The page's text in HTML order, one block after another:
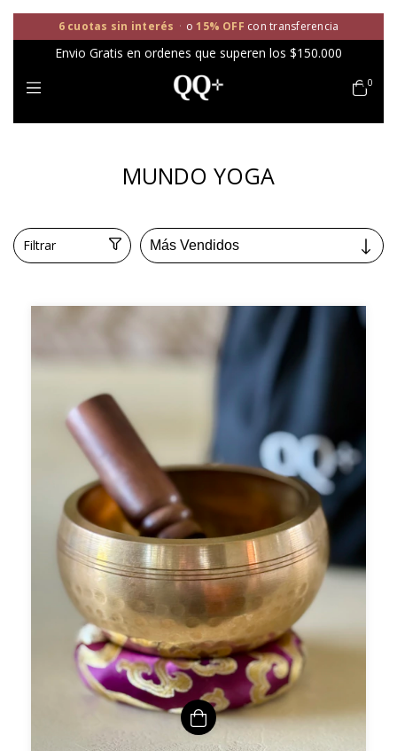
6 cuotas sin interés · o15% OFF con transferencia
Envio Gratis en ordenes que superen los $150.000
0
MUNDO YOGA
Filtrar